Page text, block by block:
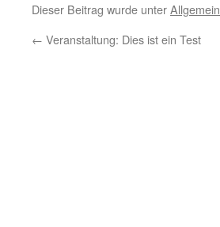
Dieser Beitrag wurde unterAllgemein
← Veranstaltung: Dies ist ein Test